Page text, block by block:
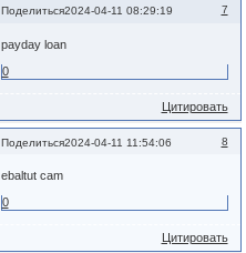
Поделиться 7
2024-04-11 08:29:19
payday loan
0
Цитировать
Поделиться 8
2024-04-11 11:54:06
ebaltut cam
0
Цитировать